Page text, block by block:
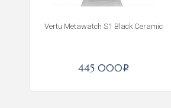
Vertu Metawatch S1 Black Ceramic
445 000i